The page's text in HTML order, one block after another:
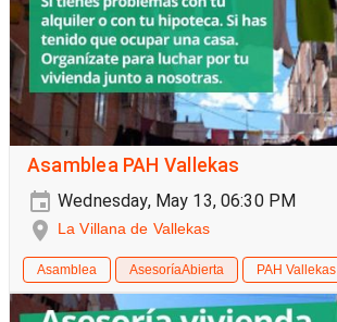
Asamblea PAH Vallekas
Wednesday, May 13, 06:30 PM
La Villana de Vallekas
Asamblea AsesoríaAbierta PAH Vallekas